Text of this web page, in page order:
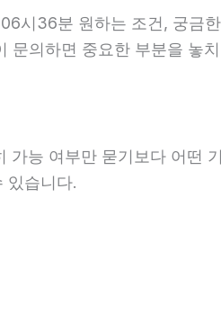
시36분 원하는 조건, 궁금
의하면 중요한 부분을 놓
능 여부만 묻기보다 어떤
있습니다.